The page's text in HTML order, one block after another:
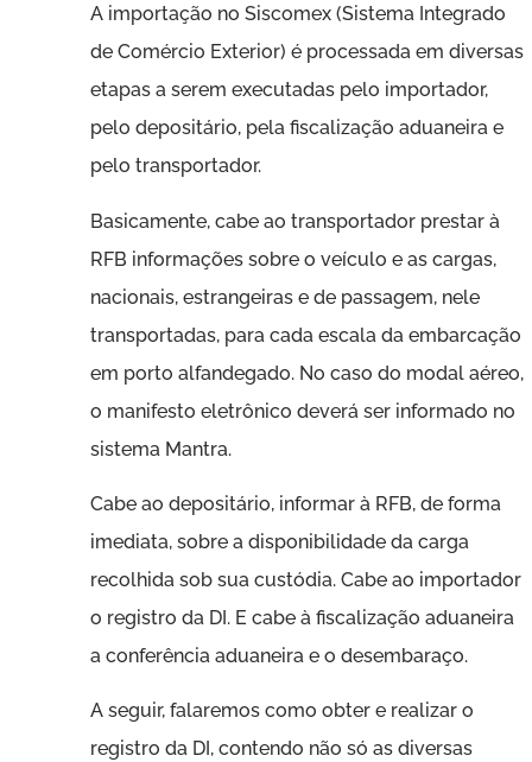
A importação no Siscomex (Sistema Integrado
de Comércio Exterior) é processada em diversas
etapas a serem executadas pelo importador,
pelo depositário, pela fiscalização aduaneira e
pelo transportador.
Basicamente, cabe ao transportador prestar à
RFB informações sobre o veículo e as cargas,
nacionais, estrangeiras e de passagem, nele
transportadas, para cada escala da embarcação
em porto alfandegado. No caso do modal aéreo,
o manifesto eletrônico deverá ser informado no
sistema Mantra.
Cabe ao depositário, informar à RFB, de forma
imediata, sobre a disponibilidade da carga
recolhida sob sua custódia. Cabe ao importador
o registro da DI. E cabe à fiscalização aduaneira
a conferência aduaneira e o desembaraço.
A seguir, falaremos como obter e realizar o
registro da DI, contendo não só as diversas